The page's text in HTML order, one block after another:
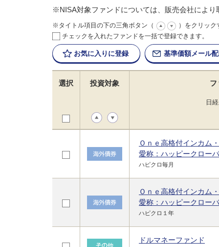
※NISA対象ファンドについては、販売会社によ
※タイトル項目の下の三角ボタン（
）をクリッ
チェックを入れたファンドを一括で登録できます。
お気に入りに登録 基準価額メール
選択 投資対象 フ
日
Ｏｎｅ高格付インカム
愛称：ハッピークロー
ハピクロ毎月
Ｏｎｅ高格付インカム
愛称：ハッピークロー
ハピクロ１年
ドルマネーファンド